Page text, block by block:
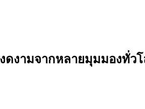
ดงามจากหลายมุมมองทั่ว